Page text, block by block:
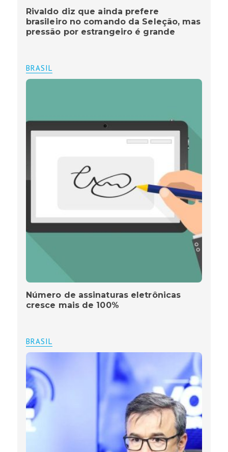
Rivaldo diz que ainda prefere
brasileiro no comando da Seleção, mas
pressão por estrangeiro é grande
BRASIL
Número de assinaturas eletrônicas
cresce mais de 100%
BRASIL